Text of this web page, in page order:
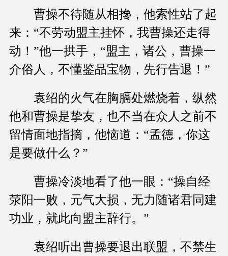
曹操不待随从相搀，他索性站了起
来：“不劳动盟主挂怀，我曹操还走得
动！”他一拱手，“盟主，诸公，曹操一
介俗人，不懂鉴品宝物，先行告退！”
袁绍的火气在胸膈处燃烧着，纵然
他和曹操是挚友，也不当在众人之前不
留情面地指摘，他恼道：“孟德，你这
是要做什么？”
曹操冷淡地看了他一眼：“操自经
荥阳一败，元气大损，无力随诸君同建
功业，就此向盟主辞行。”
袁绍听出曹操要退出联盟，不禁生